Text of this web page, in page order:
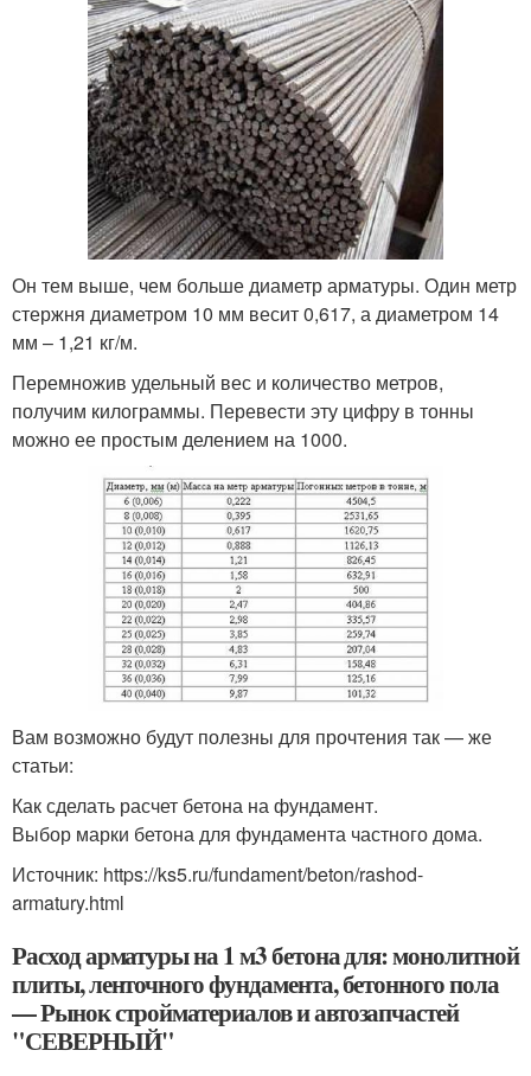
Он тем выше, чем больше диаметр арматуры. Один метр
стержня диаметром 10 мм весит 0,617, а диаметром 14
мм – 1,21 кг/м.
Перемножив удельный вес и количество метров,
получим килограммы. Перевести эту цифру в тонны
можно ее простым делением на 1000.
Вам возможно будут полезны для прочтения так — же
статьи:
Как сделать расчет бетона на фундамент.
Выбор марки бетона для фундамента частного дома.
Источник: https://ks5.ru/fundament/beton/rashod-
armatury.html
Расход арматуры на 1 м3 бетона для: монолитной
плиты, ленточного фундамента, бетонного пола
— Рынок стройматериалов и автозапчастей
"СЕВЕРНЫЙ"